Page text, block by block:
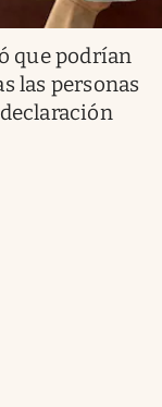
que podrían
las personas